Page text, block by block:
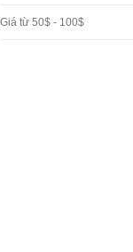
Giá từ 50$ - 100$